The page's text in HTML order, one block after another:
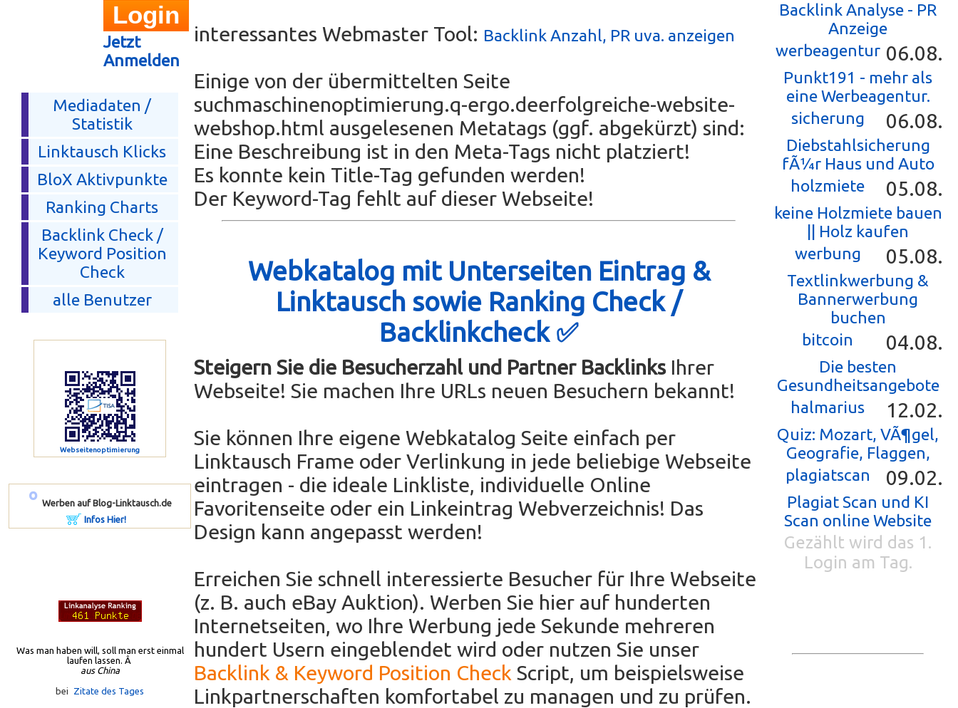
Jetzt
Anmelden
Mediadaten /
Statistik
Linktausch Klicks
BloX Aktivpunkte
Ranking Charts
Backlink Check /
Keyword Position
Check
alle Benutzer
Webseitenoptimierung
º Werben auf Blog-Linktausch.de
Infos Hier!
Was man haben will, soll man erst einmal
laufen lassen. Â
aus China
bei Zitate des Tages
interessantes Webmaster Tool: Backlink Anzahl, PR uva. anzeigen
Einige von der übermittelten Seite
suchmaschinenoptimierung.q-ergo.deerfolgreiche-website-
webshop.html ausgelesenen Metatags (ggf. abgekürzt) sind:
Eine Beschreibung ist in den Meta-Tags nicht platziert!
Es konnte kein Title-Tag gefunden werden!
Der Keyword-Tag fehlt auf dieser Webseite!
Webkatalog mit Unterseiten Eintrag &
Linktausch sowie Ranking Check /
Backlinkcheck ✅
Steigern Sie die Besucherzahl und Partner BacklinksIhrer
Webseite! Sie machen Ihre URLs neuen Besuchern bekannt!
Sie können Ihre eigene Webkatalog Seite einfach per
Linktausch Frame oder Verlinkung in jede beliebige Webseite
eintragen - die ideale Linkliste, individuelle Online
Favoritenseite oder ein Linkeintrag Webverzeichnis! Das
Design kann angepasst werden!
Erreichen Sie schnell interessierte Besucher für Ihre Webseite
(z. B. auch eBay Auktion). Werben Sie hier auf hunderten
Internetseiten, wo Ihre Werbung jede Sekunde mehreren
hundert Usern eingeblendet wird oder nutzen Sie unser
Backlink & Keyword Position Check Script, um beispielsweise
Linkpartnerschaften komfortabel zu managen und zu prüfen.
Backlink Analyse - PR
Anzeige
werbeagentur 06.08.
Punkt191 - mehr als
eine Werbeagentur.
sicherung
06.08.
Diebstahlsicherung
fÃ¼r Haus und Auto
holzmiete
05.08.
keine Holzmiete bauen
|| Holz kaufen
werbung
05.08.
Textlinkwerbung &
Bannerwerbung
buchen
bitcoin
04.08.
Die besten
Gesundheitsangebote
halmarius
12.02.
Quiz: Mozart, VÃ¶gel,
Geografie, Flaggen,
plagiatscan
09.02.
Plagiat Scan und KI
Scan online Website
Gezählt wird das 1.
Login am Tag.